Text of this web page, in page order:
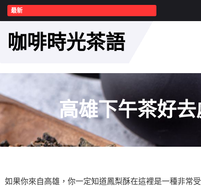
最新
咖啡時光茶語
高雄下午茶好
如果你來自高雄，你一定知道鳳梨酥在這裡是一種非常